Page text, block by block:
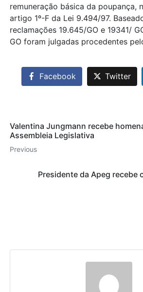
remuneração básica da poupança,
artigo 1º-F da Lei 9.494/97.
reclamações 19.645/GO e 19341/
GO foram julgadas procedentes
Facebook Twitter
Valentina Jungmann recebe
Assembleia Legislativa
Previous
Presidente da Apeg recebe